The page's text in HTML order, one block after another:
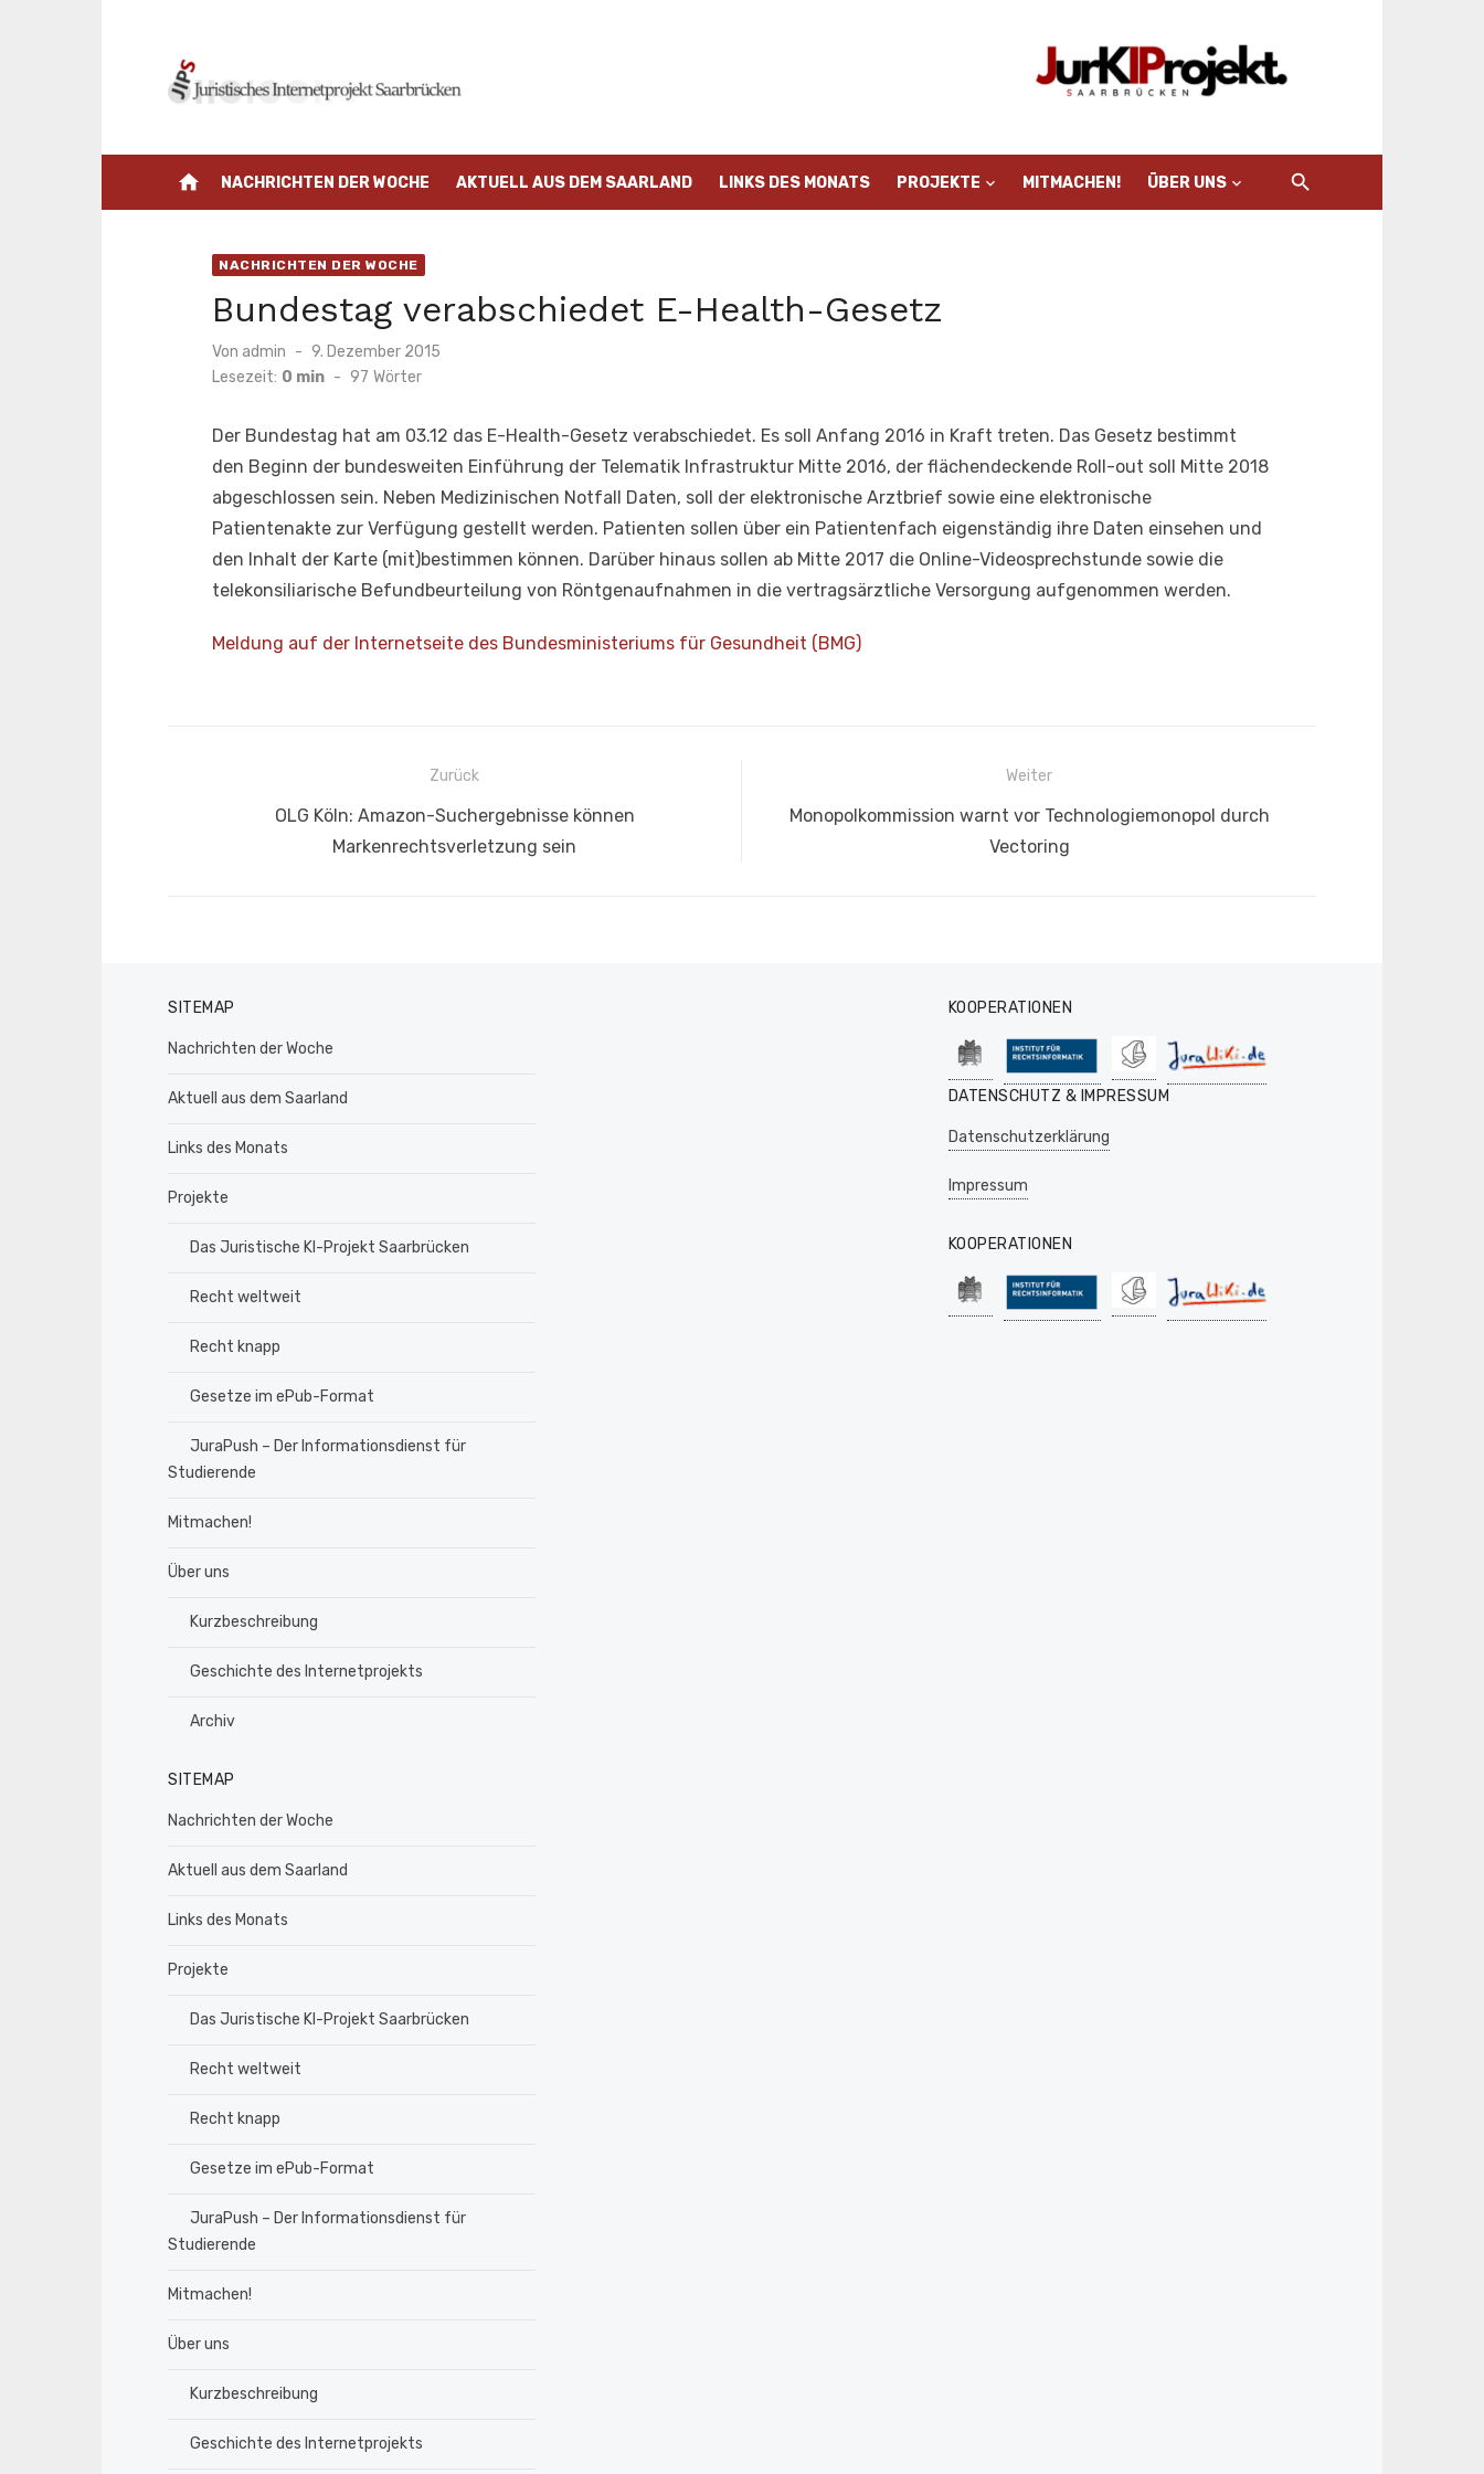
home NACHRICHTEN DER WOCHE AKTUELL AUS DEM SAARLAND LINKS DES MONATS PROJEKTE MITMACHEN! ÜBER UNS
NACHRICHTEN DER WOCHE
Bundestag verabschiedet E-Health-Gesetz
Von admin
Veröffentlicht
am
9. Dezember 2015
Lesezeit: 0 min - 97 Wörter
Der Bundestag hat am 03.12 das E-Health-Gesetz verabschiedet. Es soll Anfang 2016 in Kraft treten. Das Gesetz bestimmt
den Beginn der bundesweiten Einführung der Telematik Infrastruktur Mitte 2016, der flächendeckende Roll-out soll Mitte 2018
abgeschlossen sein. Neben Medizinischen Notfall Daten, soll der elektronische Arztbrief sowie eine elektronische
Patientenakte zur Verfügung gestellt werden. Patienten sollen über ein Patientenfach eigenständig ihre Daten einsehen und
den Inhalt der Karte (mit)bestimmen können. Darüber hinaus sollen ab Mitte 2017 die Online-Videosprechstunde sowie die
telekonsiliarische Befundbeurteilung von Röntgenaufnahmen in die vertragsärztliche Versorgung aufgenommen werden.
Meldung auf der Internetseite des Bundesministeriums für Gesundheit (BMG)
BeitragsnavigationZurück
VorherigerOLG Köln: Amazon-Suchergebnisse können
Markenrechtsverletzung sein
Weiter
Nächster
Monopolkommission warnt vor Technologiemonopol durch
Vectoring
SITEMAP
Nachrichten der Woche
Aktuell aus dem Saarland
Links des Monats
Projekte
Das Juristische KI-Projekt Saarbrücken
Recht weltweit
Recht knapp
Gesetze im ePub-Format
JuraPush – Der Informationsdienst für
Studierende
Mitmachen!
Über uns
Kurzbeschreibung
Geschichte des Internetprojekts
Archiv
SITEMAP
Nachrichten der Woche
Aktuell aus dem Saarland
Links des Monats
Projekte
Das Juristische KI-Projekt Saarbrücken
Recht weltweit
Recht knapp
Gesetze im ePub-Format
JuraPush – Der Informationsdienst für
Studierende
Mitmachen!
Über uns
Kurzbeschreibung
Geschichte des Internetprojekts
KOOPERATIONEN
DATENSCHUTZ & IMPRESSUM
Datenschutzerklärung
Impressum
KOOPERATIONEN